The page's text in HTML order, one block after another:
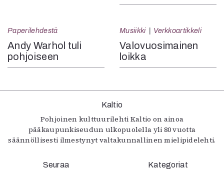
Paperilehdestä
Andy Warhol tuli
pohjoiseen
Musiikki Verkkoartikkeli
Valovuosimainen
loikka
Kaltio
Pohjoinen kulttuurilehti Kaltio on ainoa
pääkaupunkiseudun ulkopuolella yli 80 vuotta
säännöllisesti ilmestynyt valtakunnallinen mielipidelehti.
Seuraa Kategoriat